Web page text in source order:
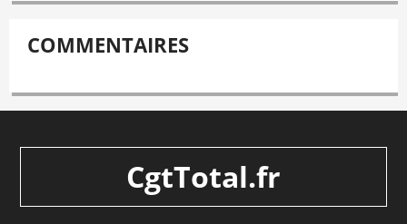
COMMENTAIRES
CgtTotal.fr